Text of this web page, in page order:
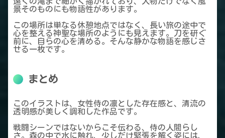
景そのものにも物語性があります。
この場所は単なる休憩地点ではなく、長い旅の途中で
心を整える神聖な場所のようにも見えます。刀を研ぐ
前に、自らの心を清める。そんな静かな物語を感じさ
せる一枚です。
まとめ
このイラストは、女性侍の凛とした存在感と、清流の
透明感が美しく調和した作品です。
戦闘シーンではないからこそ伝わる、侍の人間らし
さ。森の中で水に触れ、少しだけ緊張を解く姿には、